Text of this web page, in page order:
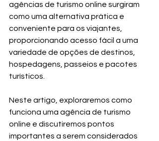
agências de turismo online surgiram
como uma alternativa prática e
conveniente para os viajantes,
proporcionando acesso fácil a uma
variedade de opções de destinos,
hospedagens, passeios e pacotes
turísticos.
Neste artigo, exploraremos como
funciona uma agência de turismo
online e discutiremos pontos
importantes a serem considerados